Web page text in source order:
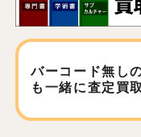
バーコード無し
も 一緒に査定買